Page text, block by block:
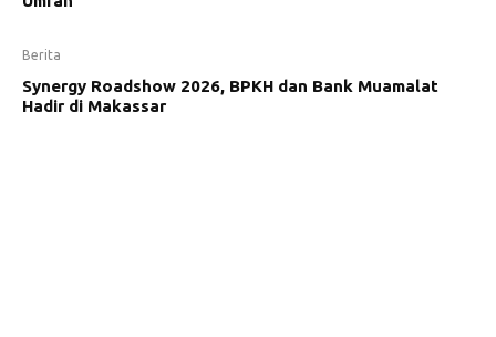
Berita
Synergy Roadshow 2026, BPKH dan Bank Muamalat
Hadir di Makassar